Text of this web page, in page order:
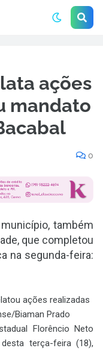
ações
mandato
0
também
que completou
na segunda-feira:
ações realizadas
Biaman Prado
Florêncio Neto
terça-feira (18),